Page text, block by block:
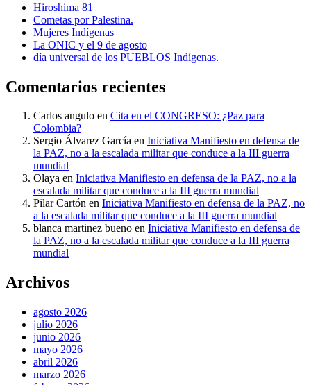
Hiroshima 81
Cometas por Palestina.
Mujeres Indígenas
La ONIC y el 9 de agosto
día universal de los PUEBLOS Indígenas.
Comentarios recientes
Carlos angulo en Cita en el CONGRESO: ¿Paz para
Colombia?
Sergio Álvarez García en Iniciativa Manifiesto en defensa de
la PAZ, no a la escalada militar que conduce a la III guerra
mundial
Olaya en Iniciativa Manifiesto en defensa de la PAZ, no a la
escalada militar que conduce a la III guerra mundial
Pilar Cartón en Iniciativa Manifiesto en defensa de la PAZ, no
a la escalada militar que conduce a la III guerra mundial
blanca martinez bueno en Iniciativa Manifiesto en defensa de
la PAZ, no a la escalada militar que conduce a la III guerra
mundial
Archivos
agosto 2026
julio 2026
junio 2026
mayo 2026
abril 2026
marzo 2026